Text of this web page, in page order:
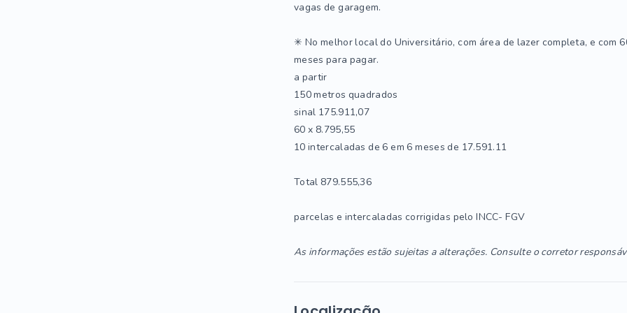
vagas de garagem.
✳ No melhor local do Universitário, com área de lazer completa, e com
meses para pagar.
a partir
150 metros quadrados
sinal 175.911,07
60 x 8.795,55
10 intercaladas de 6 em 6 meses de 17.591.11
Total 879.555,36
parcelas e intercaladas corrigidas pelo INCC- FGV
As informações estão sujeitas a alterações. Consulte o corretor